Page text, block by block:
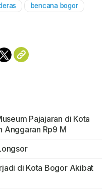
Mute
bencana bogor
Pajajaran di Kota
Anggaran Rp9 M
di Kota Bogor Akibat